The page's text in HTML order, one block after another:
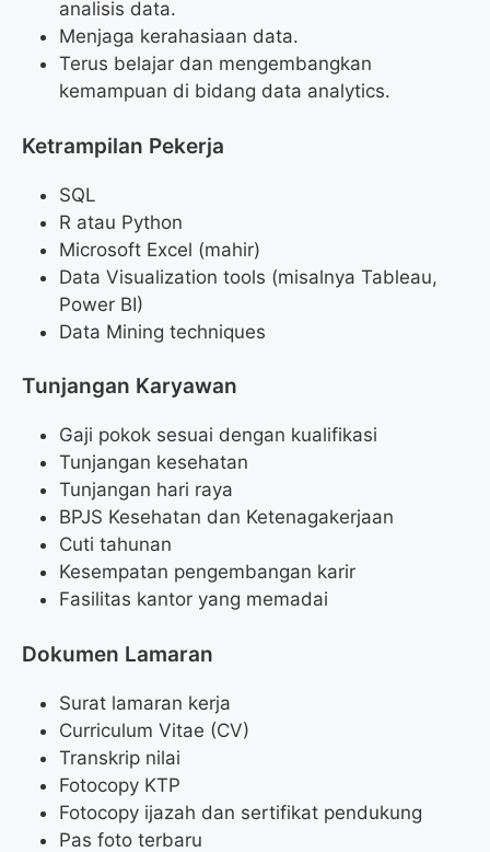
analisis data.
Menjaga kerahasiaan data.
Terus belajar dan mengembangkan
kemampuan di bidang data analytics.
Ketrampilan Pekerja
SQL
R atau Python
Microsoft Excel (mahir)
Data Visualization tools (misalnya Tableau,
Power BI)
Data Mining techniques
Tunjangan Karyawan
Gaji pokok sesuai dengan kualifikasi
Tunjangan kesehatan
Tunjangan hari raya
BPJS Kesehatan dan Ketenagakerjaan
Cuti tahunan
Kesempatan pengembangan karir
Fasilitas kantor yang memadai
Dokumen Lamaran
Surat lamaran kerja
Curriculum Vitae (CV)
Transkrip nilai
Fotocopy KTP
Fotocopy ijazah dan sertifikat pendukung
Pas foto terbaru